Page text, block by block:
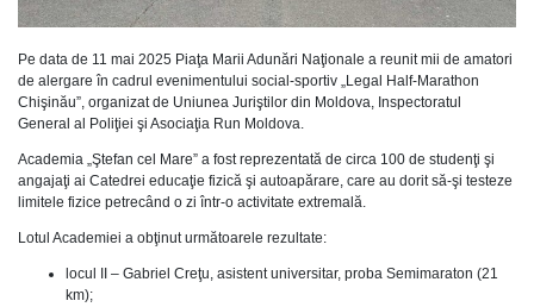
Pe data de 11 mai 2025 Piaţa Marii Adunări Naţionale a reunit mii de amatori
de alergare în cadrul evenimentului social-sportiv „Legal Half-Marathon
Chişinău”, organizat de Uniunea Juriştilor din Moldova, Inspectoratul
General al Poliţiei şi Asociaţia Run Moldova.
Academia „Ştefan cel Mare” a fost reprezentată de circa 100 de studenţi şi
angajaţi ai Catedrei educaţie fizică şi autoapărare, care au dorit să-şi testeze
limitele fizice petrecând o zi într-o activitate extremală.
Lotul Academiei a obţinut următoarele rezultate:
locul II – Gabriel Creţu, asistent universitar, proba Semimaraton (21
km);